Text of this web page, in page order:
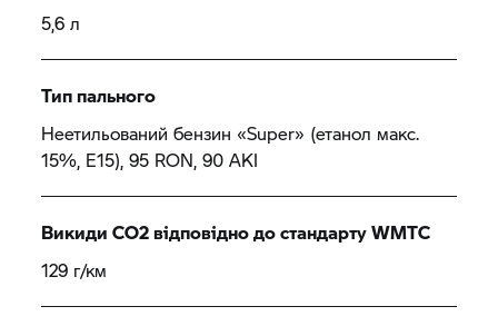
5,6 л
Тип пального
Неетильований бензин «Super» (етанол макс.
15%, E15), 95 RON, 90 AKI
Викиди CO2 відповідно до стандарту WMTC
129 г/км